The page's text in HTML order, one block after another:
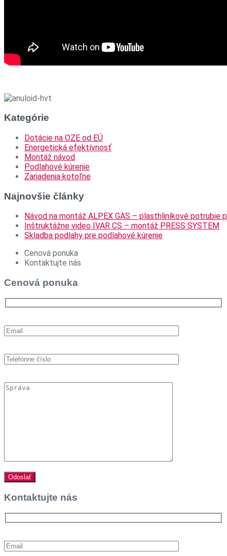
Kategórie
Dotácie na OZE od EÚ
Energetická efektívnosť
Montáž návod
Podlahové kúrenie
Zariadenia kotoľne
Najnovšie články
Návod na montáž ALPEX GAS – plasthliníkové potrubie
Inštruktážne video IVAR CS – montáž PRESS SYSTEM
Skladba podlahy pre podlahové kúrenie
Cenová ponuka
Kontaktujte nás
Cenová ponuka
Kontaktujte nás